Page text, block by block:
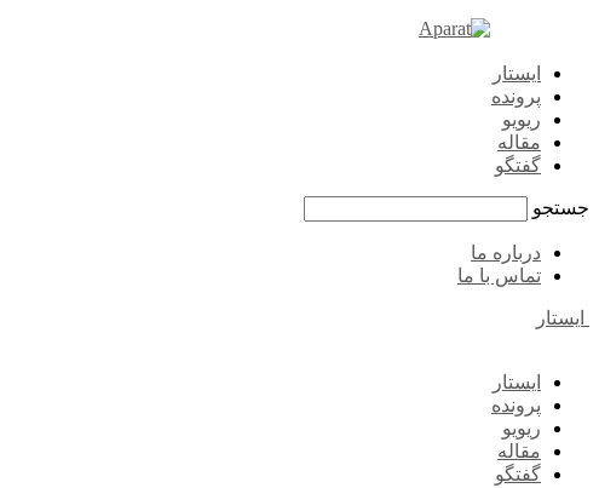
ایستار
پرونده
ریویو
مقاله
گفتگو
جستجو
درباره ما
تماس با ما
ایستار
ایستار
پرونده
ریویو
مقاله
گفتگو